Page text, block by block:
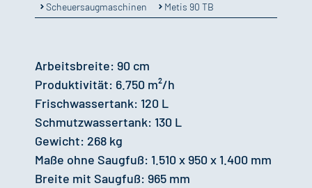
Scheuersaugmaschinen
Metis 90 TB
Arbeitsbreite: 90 cm
Produktivität: 6.750 m²/h
Frischwassertank: 120 L
Schmutzwassertank: 130 L
Gewicht: 268 kg
Maße ohne Saugfuß: 1.510 x 950 x 1.400 mm
Breite mit Saugfuß: 965 mm